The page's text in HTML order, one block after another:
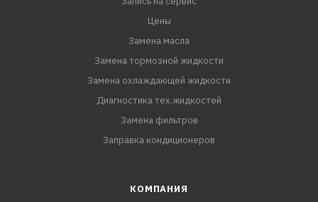
Цены
Замена масла
Замена тормозной жидкости
Замена охлаждающей жидкости
Диагностика тех.жидкостей
Замена фильтров
Заправка кондиционеров
КОМПАНИЯ